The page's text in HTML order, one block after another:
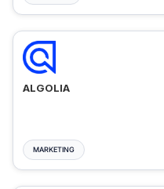
ALGOLIA
MARKETING